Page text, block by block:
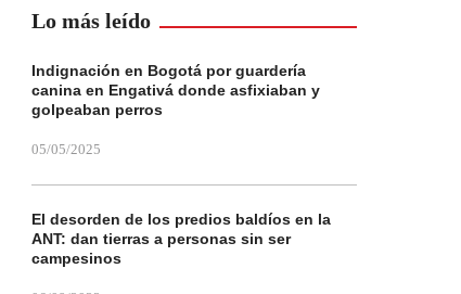
Lo más leído
Indignación en Bogotá por guardería
canina en Engativá donde asfixiaban y
golpeaban perros
05/05/2025
El desorden de los predios baldíos en la
ANT: dan tierras a personas sin ser
campesinos